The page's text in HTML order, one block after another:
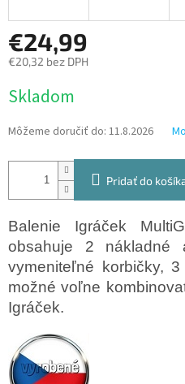
€24,99
€20,32 bez DPH
cena:
Skladom
Môžeme doručiť do: 11.8.2026
Pridať do
Balenie Igráček
obsahuje 2 nákladné
vymeniteľné korbičky,
možné voľne
Igráček.